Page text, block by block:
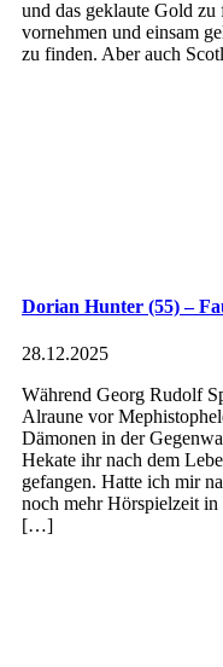
und das geklaute Gold
vornehmen und einsam
zu finden. Aber auch
Dorian Hunter (55) –
28.12.2025
Während Georg Rudolf
Alraune vor
Dämonen in der
Hekate ihr nach dem
gefangen. Hatte ich mir
noch mehr Hörspielzeit in
[…]